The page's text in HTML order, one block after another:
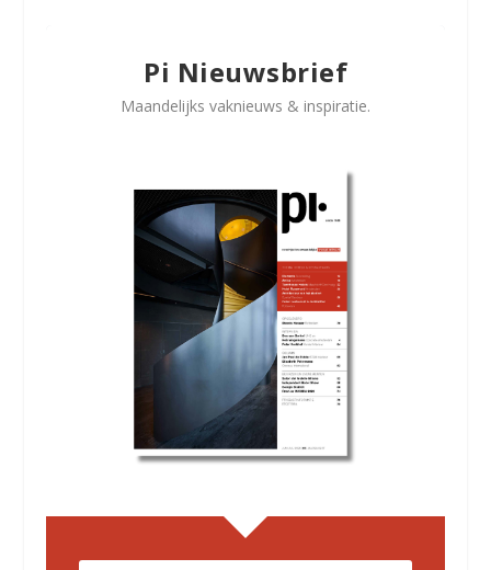
Pi Nieuwsbrief
Maandelijks vaknieuws & inspiratie.